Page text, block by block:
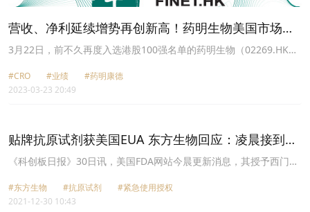
营收、净利延续增势再创新高！药明生物美国市场表
现如何？
3月22日，前不久再度入选港股100强名单的药明生物（02269.HK）
势，双双录得两位数增长。
#CRO #业绩
#药明康德
2023-03-23 20:49
贴牌抗原试剂获美国EUA 东方生物回应：凌晨接到信
息后续会发公告
《科创板日报》30日讯，美国FDA网站今晨更新消息，其授予西门子
美国子公司衡健为西门子贴牌生产的。东方生物方面向《科创板日
报》记者确认该信息，“凌晨才接到西门子通知，具体信息后续会发
#东方生物 #抗原试剂
#紧急使用授权
2021-12-30 10:43